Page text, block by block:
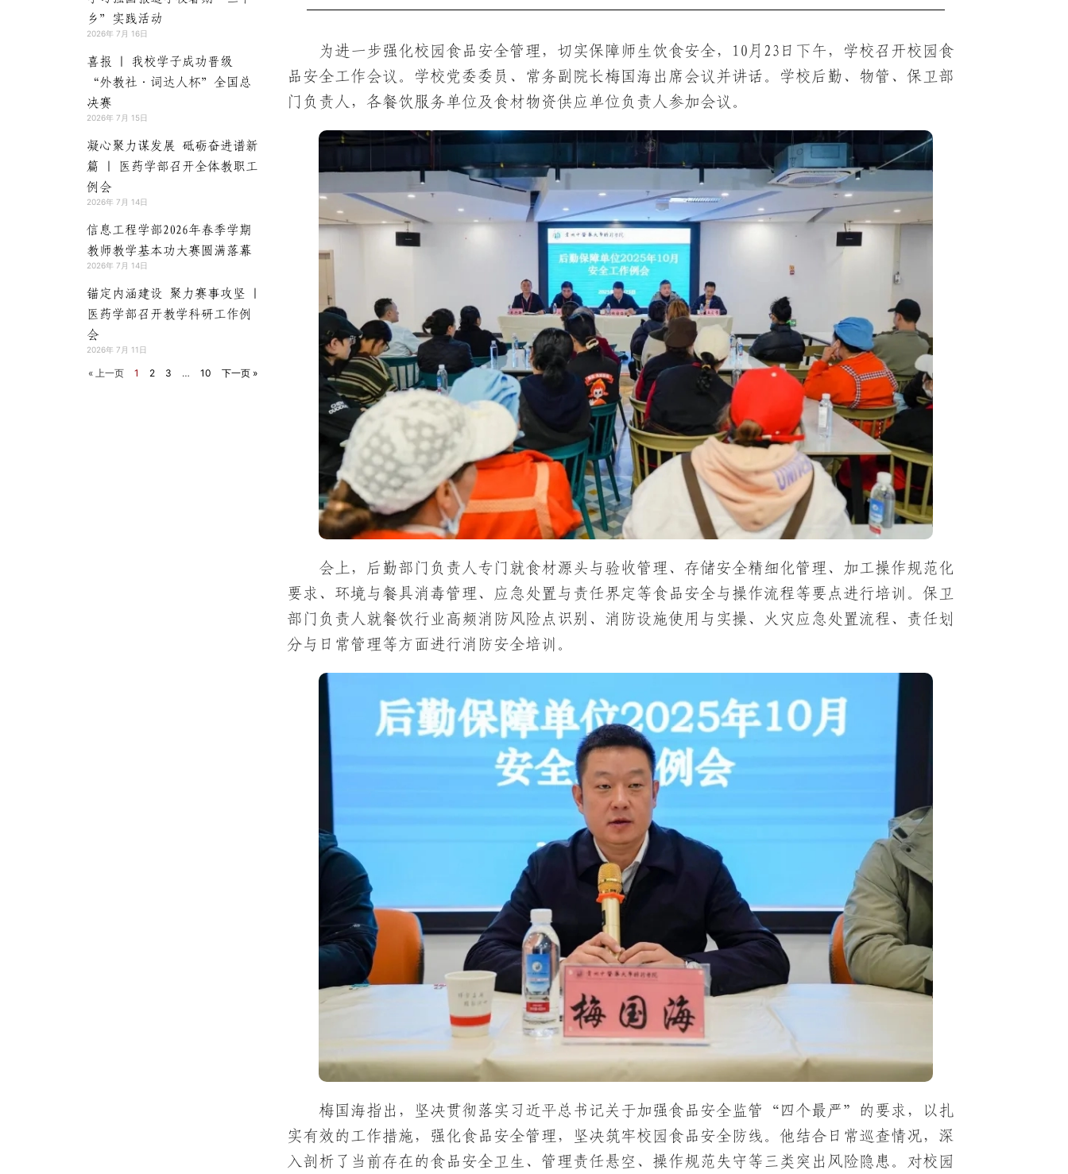
乡”实践活动
2026年 7月 16日
喜报 | 我校学子成功晋级
“外教社·词达人杯”全国总
决赛
2026年 7月 15日
凝心聚力谋发展 砥砺奋进谱新
篇 | 医药学部召开全体教职工
例会
2026年 7月 14日
信息工程学部2026年春季学期
教师教学基本功大赛圆满落幕
2026年 7月 14日
锚定内涵建设 聚力赛事攻坚 |
医药学部召开教学科研工作例
会
2026年 7月 11日
« 上一页 1 2 3 … 10 下一页 »
为进一步强化校园食品安全管理，切实保障师生饮食安全，10月23日下午，学校召开校园食
品安全工作会议。学校党委委员、常务副院长梅国海出席会议并讲话。学校后勤、物管、保卫部
门负责人，各餐饮服务单位及食材物资供应单位负责人参加会议。
会上，后勤部门负责人专门就食材源头与验收管理、存储安全精细化管理、加工操作规范化
要求、环境与餐具消毒管理、应急处置与责任界定等食品安全与操作流程等要点进行培训。保卫
部门负责人就餐饮行业高频消防风险点识别、消防设施使用与实操、火灾应急处置流程、责任划
分与日常管理等方面进行消防安全培训。
梅国海指出，坚决贯彻落实习近平总书记关于加强食品安全监管“四个最严”的要求，以扎
实有效的工作措施，强化食品安全管理，坚决筑牢校园食品安全防线。他结合日常巡查情况，深
入剖析了当前存在的食品安全卫生、管理责任悬空、操作规范失守等三类突出风险隐患。对校园